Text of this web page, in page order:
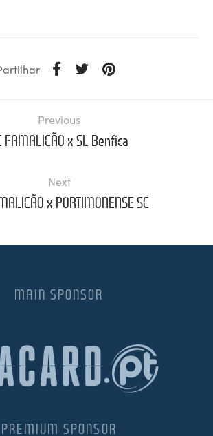
Previous
FAMALICÃO x SL Benfica
Next
x PORTIMONENSE SC
MAIN SPONSOR
PREMIUM SPONSOR